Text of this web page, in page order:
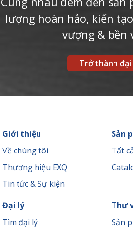
lượng hoàn hảo, kiến
vượng & bền
Trở thành đại
Giới thiệu
Về chúng tôi
Thương hiệu EXQ
Tin tức & Sự kiện
Sản
Tất
Đại lý
Tìm đại lý
Thư
Sản